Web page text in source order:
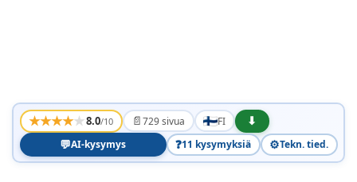
★★★★★8.0/10 📄729 sivua FI
⬇
💬AI-kysymys ❓11 kysymyksiä ⚙️Tekn. tied.